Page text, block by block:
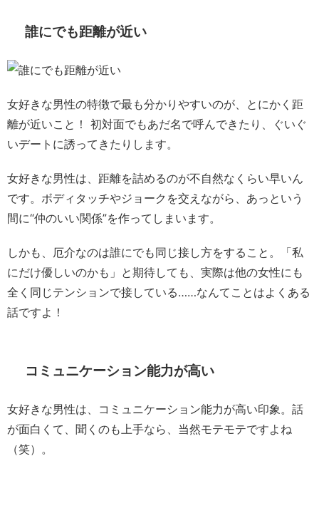
誰にでも距離が近い
女好きな男性の特徴で最も分かりやすいのが、とにかく距
離が近いこと！ 初対面でもあだ名で呼んできたり、ぐいぐ
いデートに誘ってきたりします。
女好きな男性は、距離を詰めるのが不自然なくらい早いん
です。ボディタッチやジョークを交えながら、あっという
間に“仲のいい関係”を作ってしまいます。
しかも、厄介なのは誰にでも同じ接し方をすること。「私
にだけ優しいのかも」と期待しても、実際は他の女性にも
全く同じテンションで接している……なんてことはよくある
話ですよ！
コミュニケーション能力が高い
女好きな男性は、コミュニケーション能力が高い印象。話
が面白くて、聞くのも上手なら、当然モテモテですよね
（笑）。